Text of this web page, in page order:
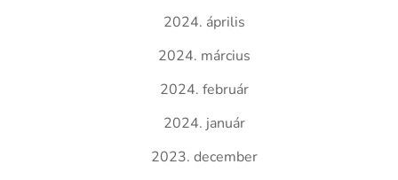
2024. április
2024. március
2024. február
2024. január
2023. december